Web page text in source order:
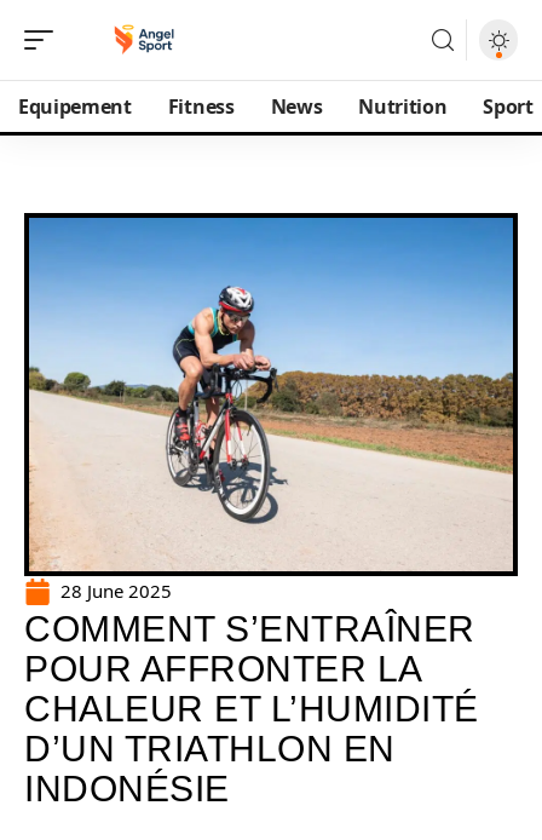
Equipement Fitness News Nutrition Sport
28 June 2025
COMMENT S’ENTRAÎNER
POUR AFFRONTER LA
CHALEUR ET L’HUMIDITÉ
D’UN TRIATHLON EN
INDONÉSIE